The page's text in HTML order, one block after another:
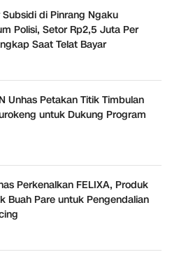
Subsidi di Pinrang Ngaku
Polisi, Setor Rp2,5 Juta Per
Saat Telat Bayar
Unhas Petakan Titik Timbulan
untuk Dukung Program
Perkenalkan FELIXA, Produk
Buah Pare untuk Pengendalian